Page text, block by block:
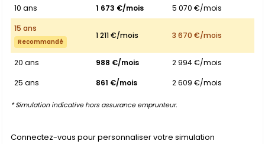
10 ans
1 673 €/mois
5 070 €/mois
15 ans
Recommandé
1 211 €/mois 3 670 €/mois
20 ans 988 €/mois
2 994 €/mois
25 ans
861 €/mois 2 609 €/mois
* Simulation indicative hors assurance emprunteur.
Connectez-vous pour personnaliser votre simulation